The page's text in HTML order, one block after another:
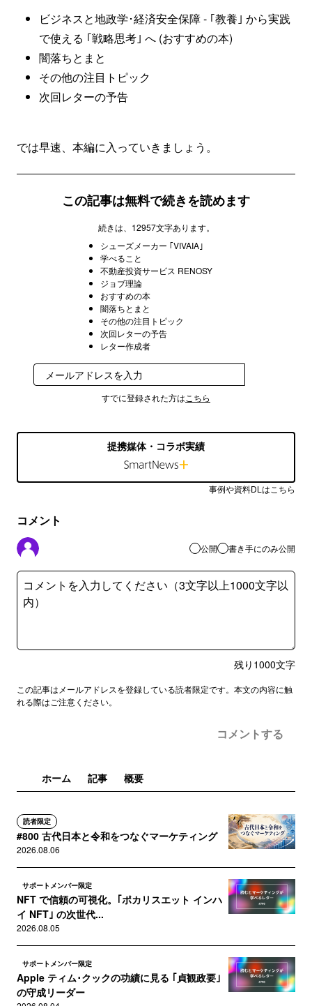
ビジネスと地政学･経済安全保障 - ｢教養｣ から実践
で使える ｢戦略思考｣ へ (おすすめの本)
闇落ちとまと
その他の注目トピック
次回レターの予告
では早速、本編に入っていきましょう。
この記事は無料で続きを読めます
続きは、12957文字あります。
シューズメーカー ｢VIVAIA｣
学べること
不動産投資サービス RENOSY
ジョブ理論
おすすめの本
闇落ちとまと
その他の注目トピック
次回レターの予告
レター作成者
すでに登録された方は こちら
提携媒体・コラボ実績
事例や資料DLはこちら
コメント
公開 書き手にのみ公開
残り 1000文字
この記事はメールアドレスを登録している読者限定です。本文の内容に触
れる際はご注意ください。
コメントする
ホーム 記事 概要
読者限定
#800 古代日本と令和をつなぐマーケティング
2026.08.06
サポートメンバー限定
NFT で信頼の可視化。｢ポカリスエット インハ
イ NFT｣ の次世代...
2026.08.05
サポートメンバー限定
Apple ティム･クックの功績に見る ｢貞観政要｣
の守成リーダー